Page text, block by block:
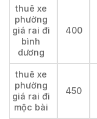
thuê xe
phường
giá rai đi
bình
dương
400
thuê xe
phường
giá rai đi
mộc bài
450